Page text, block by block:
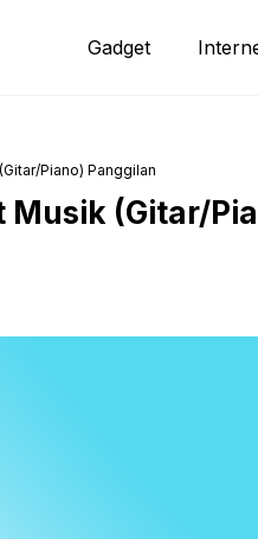
Gadget
Piano) Panggilan
Musik (Gitar/